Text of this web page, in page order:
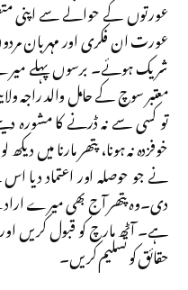
عورتوں کے حوالے سے اپنی
عورت ان فکری اور مہربان
شریک ہوئے۔ برسوں پہلے
معتبر سوچ کے حامل والد راجہ
تو کسی سے نہ ڈرنے کا مشورہ
خوفزدہ نہ ہونا، پتھر مارنا
نے جو حوصلہ اور اعتماد دیا
دی۔وہ پتھر آج بھی میرے
ہے۔ آٹھ مارچ کو قبول
حقائق کو تسلیم کریں۔